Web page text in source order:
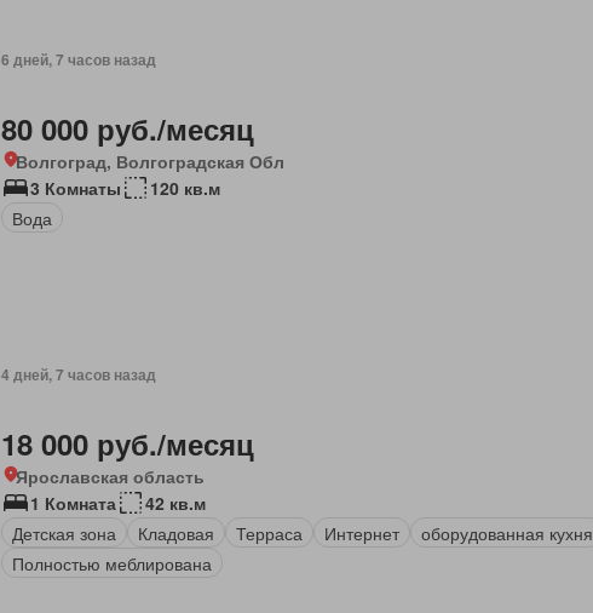
6 дней, 7 часов назад
80 000 руб./месяц
Волгоград, Волгоградская Обл
3 Комнаты
120 кв.м
Вода
4 дней, 7 часов назад
18 000 руб./месяц
Ярославская область
1 Комната
42 кв.м
Детская зона
Кладовая Терраса Интернет
оборудованная кухня
Полностью меблирована